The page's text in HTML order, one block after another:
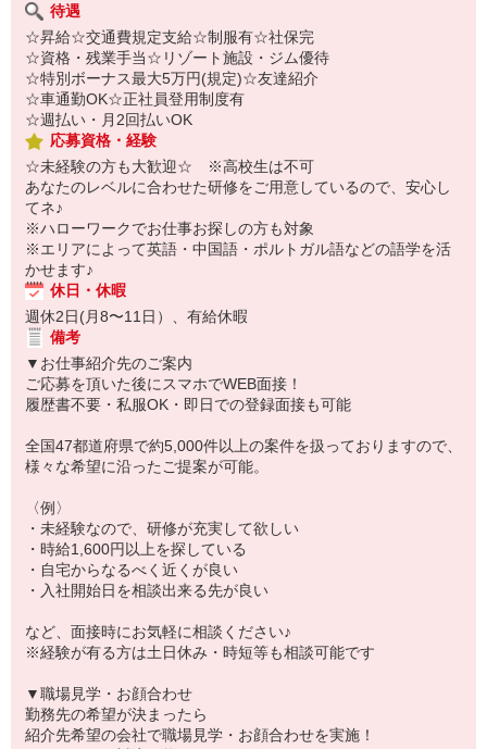
待遇
☆昇給☆交通費規定支給☆制服有☆社保完
☆資格・残業手当☆リゾート施設・ジム優待
☆特別ボーナス最大5万円(規定)☆友達紹介
☆車通勤OK☆正社員登用制度有
☆週払い・月2回払いOK
応募資格・経験
☆未経験の方も大歓迎☆ ※高校生は不可
あなたのレベルに合わせた研修をご用意しているので、安心し
てネ♪
※ハローワークでお仕事お探しの方も対象
※エリアによって英語・中国語・ポルトガル語などの語学を活
かせます♪
休日・休暇
週休2日(月8〜11日）、有給休暇
備考
▼お仕事紹介先のご案内
ご応募を頂いた後にスマホでWEB面接！
履歴書不要・私服OK・即日での登録面接も可能
全国47都道府県で約5,000件以上の案件を扱っておりますので、
様々な希望に沿ったご提案が可能。
〈例〉
・未経験なので、研修が充実して欲しい
・時給1,600円以上を探している
・自宅からなるべく近くが良い
・入社開始日を相談出来る先が良い
など、面接時にお気軽に相談ください♪
※経験が有る方は土日休み・時短等も相談可能です
▼職場見学・お顔合わせ
勤務先の希望が決まったら
紹介先希望の会社で職場見学・お顔合わせを実施！